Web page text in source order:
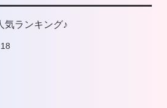
気ランキング♪